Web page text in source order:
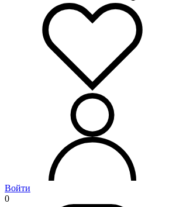
Войти
0